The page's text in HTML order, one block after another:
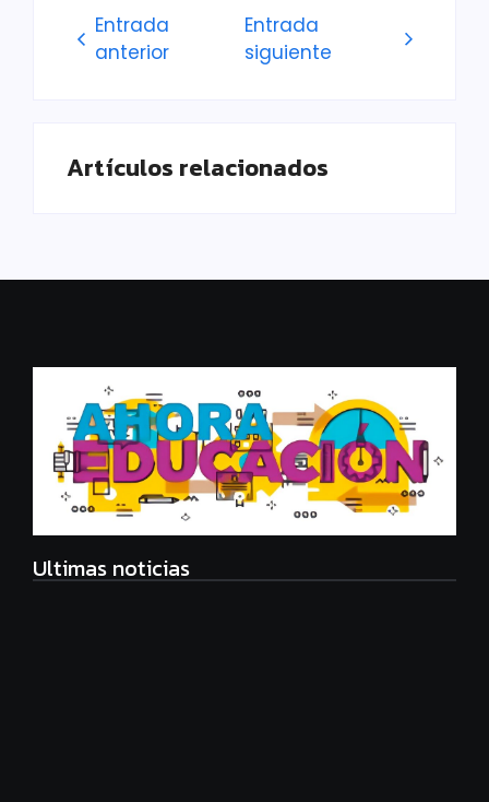
Entrada
anterior
Entrada
siguiente
Artículos relacionados
Ultimas noticias